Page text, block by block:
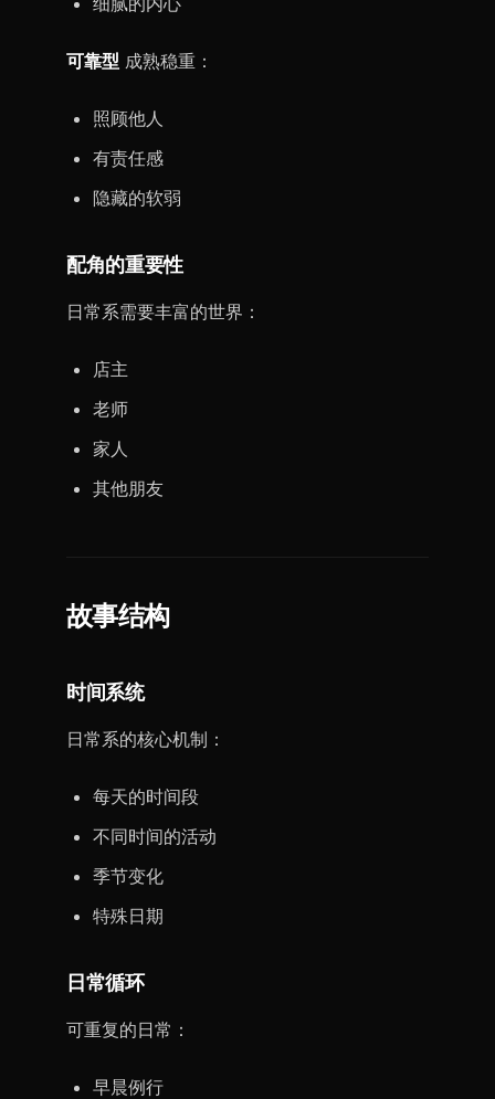
可靠型 成熟稳重：
照顾他人
有责任感
隐藏的软弱
配角的重要性
日常系需要丰富的世界：
店主
老师
家人
其他朋友
故事结构
时间系统
日常系的核心机制：
每天的时间段
不同时间的活动
季节变化
特殊日期
日常循环
可重复的日常：
早晨例行